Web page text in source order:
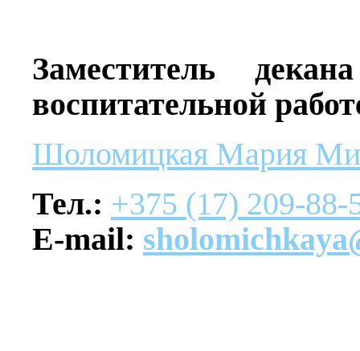
Заместитель
воспитательной
Шоломицкая Мария
Тел.: +375 (17) 209-88-
E-mail: